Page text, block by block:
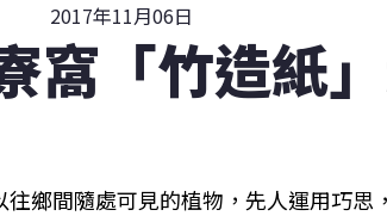
2017年11月06日
窩「竹造紙
往鄉間隨處可見的植物，先人運用巧思